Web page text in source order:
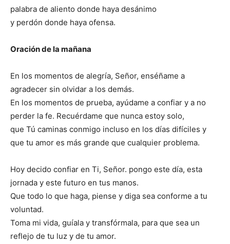
palabra de aliento donde haya desánimo
y perdón donde haya ofensa.
Oración de la mañana
En los momentos de alegría, Señor, enséñame a
agradecer sin olvidar a los demás.
En los momentos de prueba, ayúdame a confiar y a no
perder la fe. Recuérdame que nunca estoy solo,
que Tú caminas conmigo incluso en los días difíciles y
que tu amor es más grande que cualquier problema.
Hoy decido confiar en Ti, Señor. pongo este día, esta
jornada y este futuro en tus manos.
Que todo lo que haga, piense y diga sea conforme a tu
voluntad.
Toma mi vida, guíala y transfórmala, para que sea un
reflejo de tu luz y de tu amor.